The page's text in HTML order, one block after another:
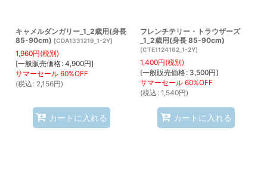
キャメルダンガリー_1_2歳用(身長
85-90cm) [CDA1331219_1-2Y]
1,960円(税別)
[一般販売価格: 4,900円]
(税込 : 2,156円)
カートに入れる
フレンチテリー・トラウザーズ
_1_2歳用(身長 85-90cm)
[CTE1124162_1-2Y]
1,400円(税別)
[一般販売価格: 3,500円]
(税込 : 1,540円)
カートに入れる